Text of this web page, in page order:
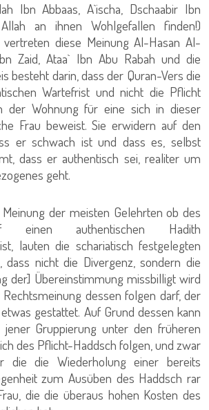
Ibn Abbaas, A`ischa, Dschaabir Ibn
an ihnen Wohlgefallen finden!)
diese Meinung Al-Hasan Al-
Zaid, Ataa` Ibn Abu Rabah und die
besteht darin, dass der Quran-Vers die
Wartefrist und nicht die Pflicht
der Wohnung für eine sich in dieser
Frau beweist. Sie erwidern auf den
er schwach ist und dass es, selbst
dass er authentisch sei, realiter um
geht.
der meisten Gelehrten ob des
einen authentischen Hadith
lauten die schariatisch festgelegten
dass nicht die Divergenz, sondern die
der] Übereinstimmung missbilligt wird
dessen folgen darf, der
gestattet. Auf Grund dessen kann
Gruppierung unter den früheren
des Pflicht-Haddsch folgen, und zwar
die die Wiederholung einer bereits
zum Ausüben des Haddsch rar
die die überaus hohen Kosten des